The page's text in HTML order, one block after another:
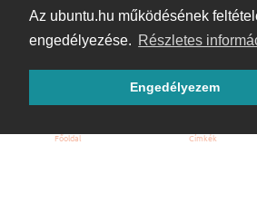
Az ubuntu.hu működésének
engedélyezése. Részletes
Engedélyezem
Főoldal Címkék